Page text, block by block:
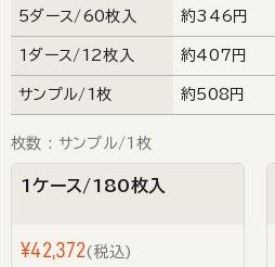
5ダース/60枚入 約346円
1ダース/12枚入 約407円
サンプル/1枚 約508円
枚数 サンプル/1枚
1ケース/180枚入
¥42,372 税込